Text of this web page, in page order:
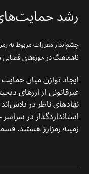
رشد
چشم‌انداز مقررات مربوط به
ناهماهنگ در حوزه‌های
ایجاد توازن میان
غیرقانونی از ارزهای
نهادهای ناظر در
استانداردگذار در
زمینه رمزارز هستند.